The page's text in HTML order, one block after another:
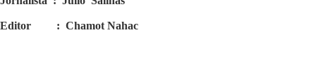
Editor : Chamot Nahac